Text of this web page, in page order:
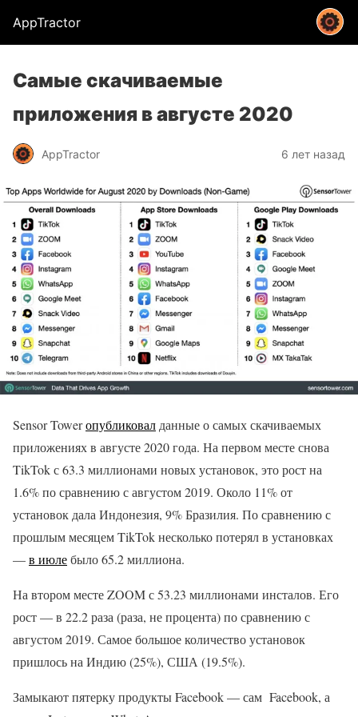
AppTractor
Самые скачиваемые
приложения в августе 2020
AppTractor 6 лет назад
Sensor Towerопубликовал данные о самых скачиваемых
приложениях в августе 2020 года. На первом месте снова
TikTok с 63.3 миллионами новых установок, это рост на
1.6% по сравнению с августом 2019. Около 11% от
установок дала Индонезия, 9% Бразилия. По сравнению с
прошлым месяцем TikTok несколько потерял в установках
—в июлебыло 65.2 миллиона.
На втором месте ZOOM с 53.23 миллионами инсталов. Его
рост — в 22.2 раза (раза, не процента) по сравнению с
августом 2019. Самое большое количество установок
пришлось на Индию (25%), США (19.5%).
Замыкают пятерку продукты Facebook — сам Facebook, а